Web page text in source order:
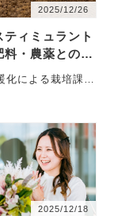
2025/12/26
ティミュラント
料・農薬との違
などを解説
化による栽培課題
肥料や農薬とは
本来の力を引き
ストレスへの耐
…
2025/12/18